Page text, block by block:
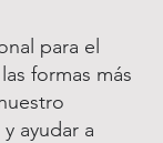
para el
formas más
ayudar a